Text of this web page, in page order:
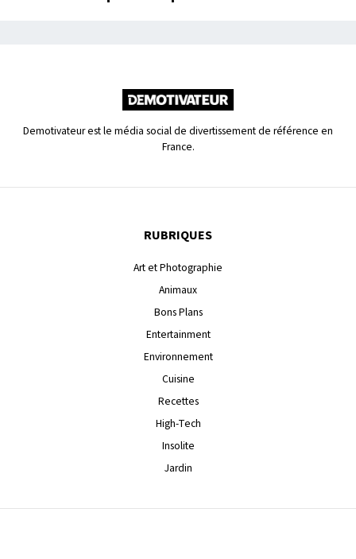
Demotivateur est le média social de divertissement de référence en
France.
RUBRIQUES
Art et Photographie
Animaux
Bons Plans
Entertainment
Environnement
Cuisine
Recettes
High-Tech
Insolite
Jardin